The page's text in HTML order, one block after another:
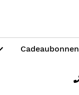
Cadeaubonnen